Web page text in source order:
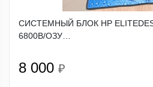
СИСТЕМНЫЙ БЛОК HP
6800B/ОЗУ…
8 000 ₽